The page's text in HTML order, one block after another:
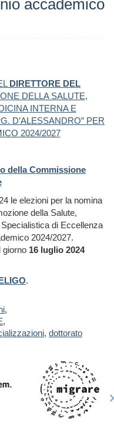
accademico
DIRETTORE DEL
DELLA SALUTE,
INTERNA E
D’ALESSANDRO” PER
2024/2027
della Commissione
le elezioni per la nomina
della Salute,
di Eccellenza
2024/2027.
giorno 16 luglio 2024
.
,
,
, dottorato